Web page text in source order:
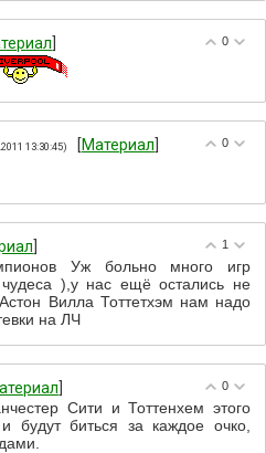
0
0
13:30:45) [Материал
1
Уж больно много игр
),у нас ещё остались не
Вилла Тоттетхэм нам надо
на ЛЧ
0
Сити и Тоттенхем этого
биться за каждое очко,